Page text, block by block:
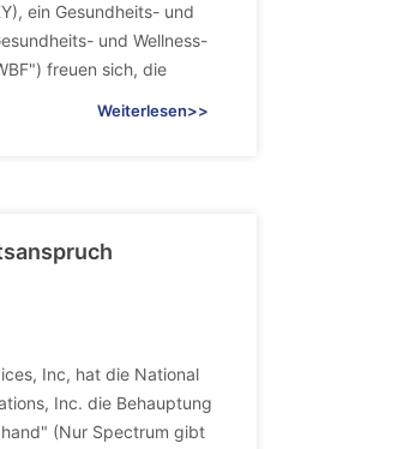
ein Gesundheits- und
und Wellness-
freuen sich, die
Weiterlesen>>
Inc, hat die National
Inc. die Behauptung
(Nur Spectrum gibt